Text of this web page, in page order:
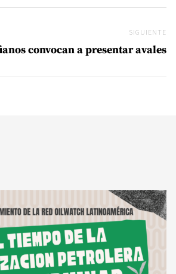
SIGUIENTE
convocan a presentar avales